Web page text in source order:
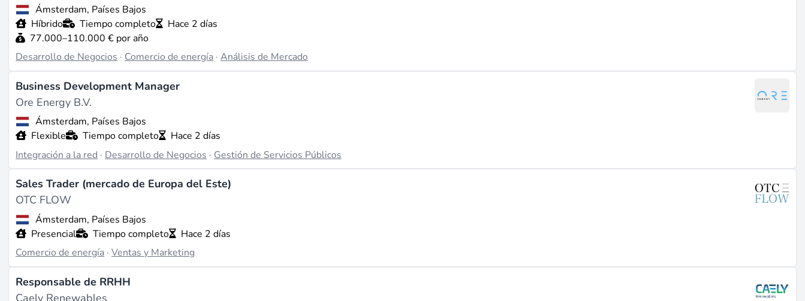
Ámsterdam, Países Bajos
Híbrido
Tiempo completo
Hace 2 días
77.000–110.000 € por año
Desarrollo de Negocios · Comercio de energía ·Análisis de Mercado
Business Development Manager
Ore Energy B.V.
Ámsterdam, Países Bajos
Flexible
Tiempo completo
Hace 2 días
Integración a la red · Desarrollo de Negocios · Gestión de Servicios Públicos
Sales Trader (mercado de Europa del Este)
OTC FLOW
Ámsterdam, Países Bajos
Presencial
Tiempo completo
Hace 2 días
Comercio de energía ·Ventas y Marketing
Responsable de RRHH
Caely Renewables